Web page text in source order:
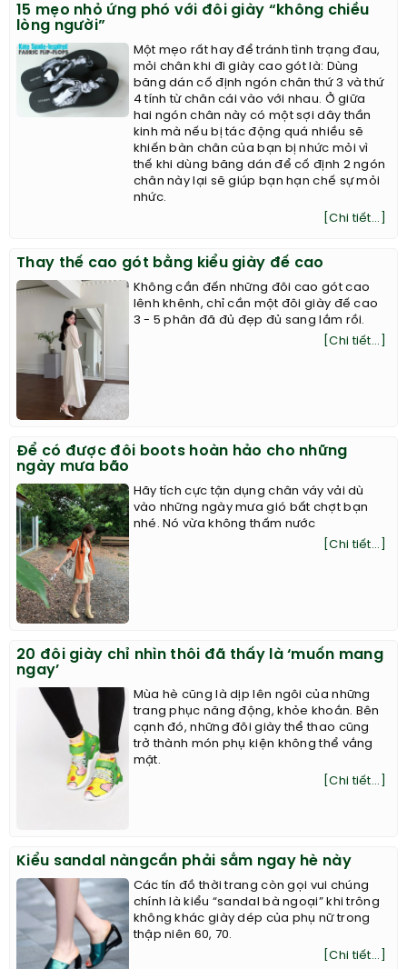
15 mẹo nhỏ ứng phó với đôi giày “không chiều
lòng người”
Một mẹo rất hay để tránh tình trạng đau,
mỏi chân khi đi giày cao gót là: Dùng
băng dán cố định ngón chân thứ 3 và thứ
4 tính từ chân cái vào với nhau. Ở giữa
hai ngón chân này có một sợi dây thần
kinh mà nếu bị tác động quá nhiều sẽ
khiến bàn chân của bạn bị nhức mỏi vì
thế khi dùng băng dán để cố định 2 ngón
chân này lại sẽ giúp bạn hạn chế sự mỏi
nhức.
[Chi tiết...]
Thay thế cao gót bằng kiểu giày đế cao
Không cần đến những đôi cao gót cao
lênh khênh, chỉ cần một đôi giày đế cao
3 - 5 phân đã đủ đẹp đủ sang lắm rồi.
[Chi tiết...]
Để có được đôi boots hoàn hảo cho những
ngày mưa bão
Hãy tích cực tận dụng chân váy vải dù
vào những ngày mưa gió bất chợt bạn
nhé. Nó vừa không thấm nước
[Chi tiết...]
20 đôi giày chỉ nhìn thôi đã thấy là ‘muốn mang
ngay’
Mùa hè cũng là dịp lên ngôi của những
trang phục năng động, khỏe khoắn. Bên
cạnh đó, những đôi giày thể thao cũng
trở thành món phụ kiện không thể vắng
mặt.
[Chi tiết...]
Kiểu sandal nàngcần phải sắm ngay hè này
Các tín đồ thời trang còn gọi vui chúng
chính là kiểu “sandal bà ngoại” khi trông
không khác giày dép của phụ nữ trong
thập niên 60, 70.
[Chi tiết...]